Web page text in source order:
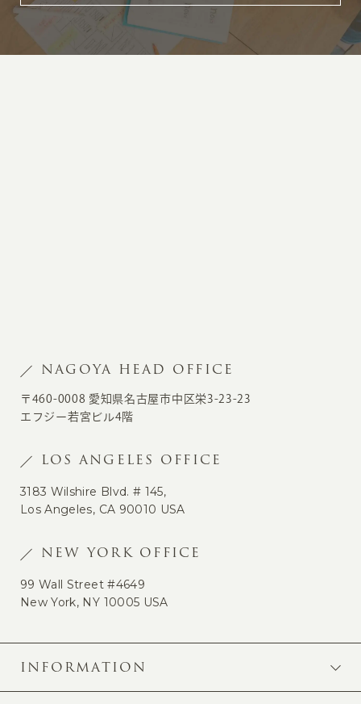
NAGOYA HEAD OFFICE
〒460-0008 愛知県名古屋市中区栄3-23-23
エフジー若宮ビル4階
LOS ANGELES OFFICE
3183 Wilshire Blvd. # 145,
Los Angeles, CA 90010 USA
NEW YORK OFFICE
99 Wall Street #4649
New York, NY 10005 USA
INFORMATION